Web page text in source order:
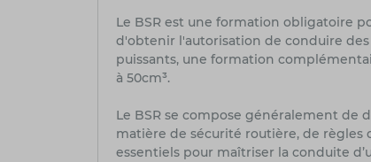
Le BSR est une formation obligatoire
d'obtenir l'autorisation de conduire des
puissants, une formation
à 50cm³.
Le BSR se compose généralement de
matière de sécurité routière, de règles
essentiels pour maîtriser la conduite